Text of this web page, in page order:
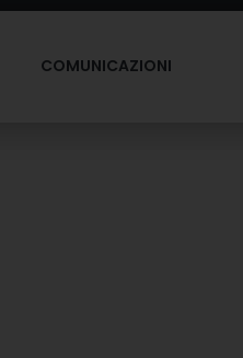
COMUNICAZIONI